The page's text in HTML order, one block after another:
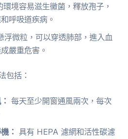
環境容易滋生黴菌，釋放孢子，
呼吸道疾病。
浮微粒，可以穿透肺部，進入血
嚴重危害。
包括：
每天至少開窗通風兩次，每次
： 具有 HEPA 濾網和活性碳濾